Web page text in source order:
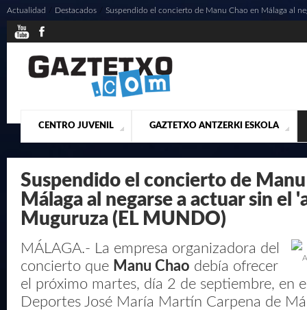
CENTRO JUVENIL
¿QUIENES SOMOS? ACTUALIDAD CONTACTO
GAZTETXO ANTZERKI ESKOLA
PRESENTACIÓN MUSICALES
Actualidad Destacados Suspendido el concierto de Manu Chao en Málaga al
Suspendido el concierto de Manu
Málaga al negarse a actuar sin el
Muguruza (EL MUNDO)
MÁLAGA.- La empresa organizadora del
concierto que Manu Chao debía ofrecer
el próximo martes, día 2 de septiembre, en
Deportes José María Martín Carpena de